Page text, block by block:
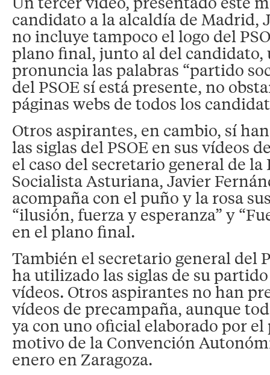
candidato a la alcaldía de Madrid,
no incluye tampoco el logo del
plano final, junto al del candidato,
pronuncia las palabras “partido
del PSOE sí está presente, no
páginas webs de todos los
Otros aspirantes, en cambio, sí
las siglas del PSOE en sus vídeos
el caso del secretario general de la
Socialista Asturiana, Javier
acompaña con el puño y la rosa
“ilusión, fuerza y esperanza” y
en el plano final.
También el secretario general del
ha utilizado las siglas de su
vídeos. Otros aspirantes no han
vídeos de precampaña, aunque
ya con uno oficial elaborado por el
motivo de la Convención
enero en Zaragoza.